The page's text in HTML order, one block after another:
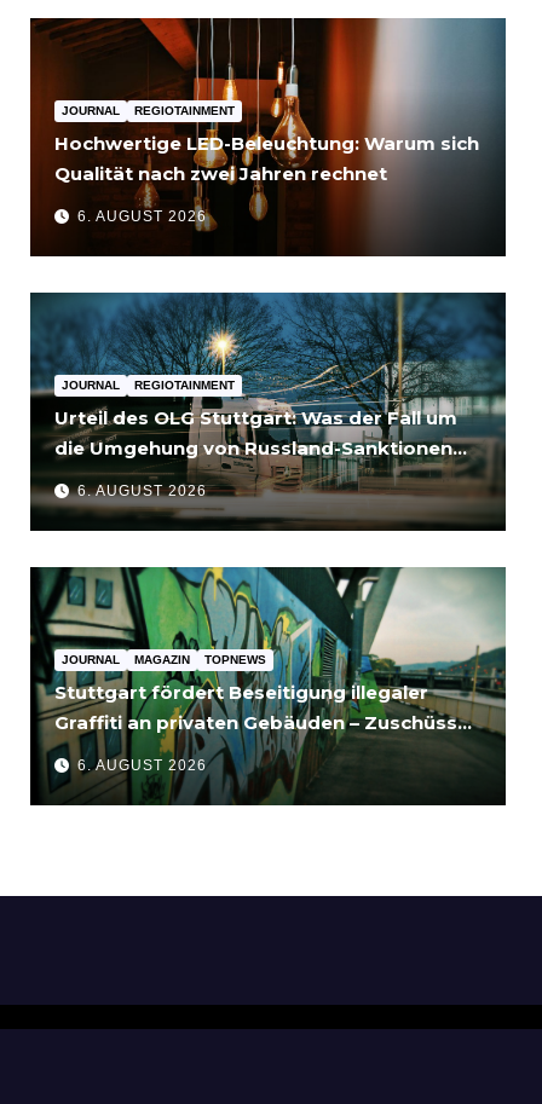
JOURNAL REGIOTAINMENT
Hochwertige LED-Beleuchtung: Warum sich
Qualität nach zwei Jahren rechnet
6. AUGUST 2026
JOURNAL REGIOTAINMENT
Urteil des OLG Stuttgart: Was der Fall um
die Umgehung von Russland-Sanktionen
für Unternehmen bedeutet
6. AUGUST 2026
JOURNAL MAGAZIN TOPNEWS
Stuttgart fördert Beseitigung illegaler
Graffiti an privaten Gebäuden – Zuschüsse
bis 3.500 Euro
6. AUGUST 2026